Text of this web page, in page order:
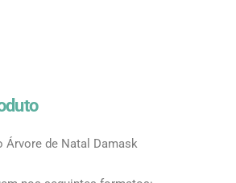
Árvore de Natal Damask